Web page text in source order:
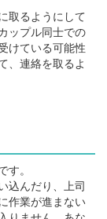
取るようにして
ップル同士での
けている可能性
、連絡を取るよ
す。
込んだり、上司
作業が進まない